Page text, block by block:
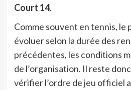
Court 14.
Comme souvent en tennis, le
évoluer selon la durée des
précédentes, les conditions
de l’organisation. Il reste
vérifier l’ordre de jeu officiel